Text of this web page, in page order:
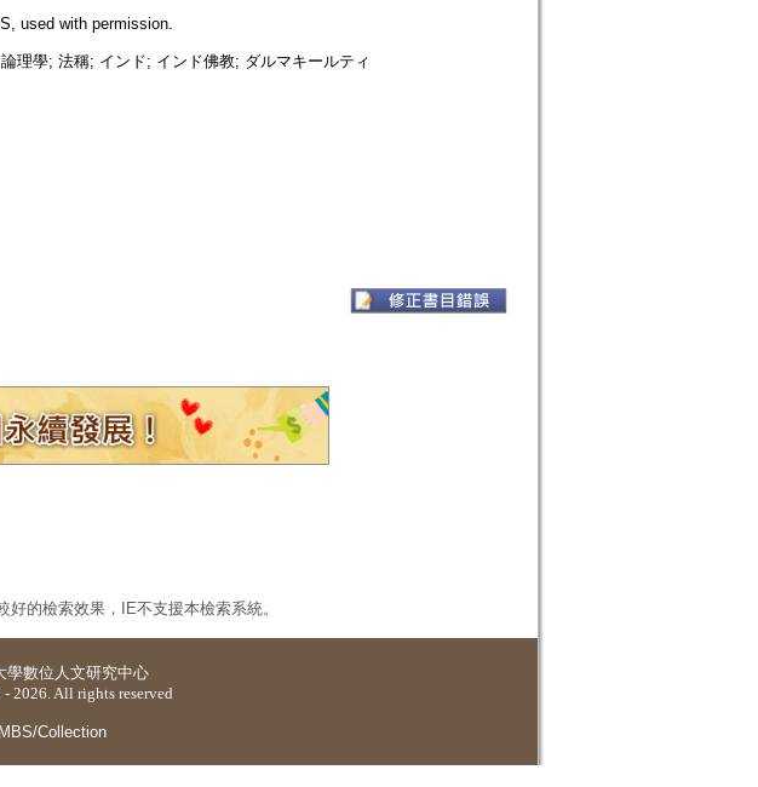
used with permission.
理學; 法稱; インド; インド佛教; ダルマキールティ
的檢索效果，IE不支援本檢索系統。
學數位人文研究中心
2026. All rights reserved
Collection